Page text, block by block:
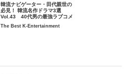
韓流ナビゲーター・田代親世の
必見！ 韓流名作ドラマ3選
Vol.43 40代男の最強ラブコメ
The Best K-Entertainment